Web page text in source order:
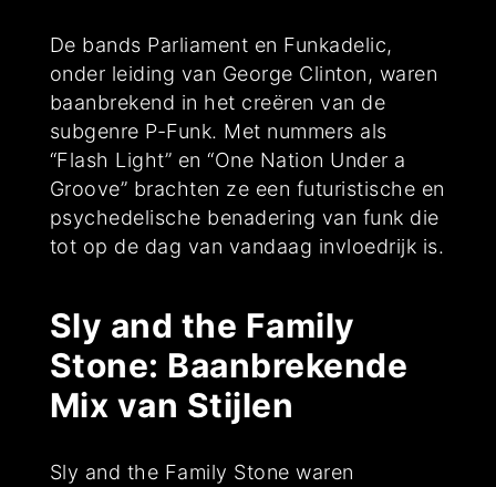
De bands Parliament en Funkadelic,
onder leiding van George Clinton, waren
baanbrekend in het creëren van de
subgenre P-Funk. Met nummers als
“Flash Light” en “One Nation Under a
Groove” brachten ze een futuristische en
psychedelische benadering van funk die
tot op de dag van vandaag invloedrijk is.
Sly and the Family
Stone: Baanbrekende
Mix van Stijlen
Sly and the Family Stone waren